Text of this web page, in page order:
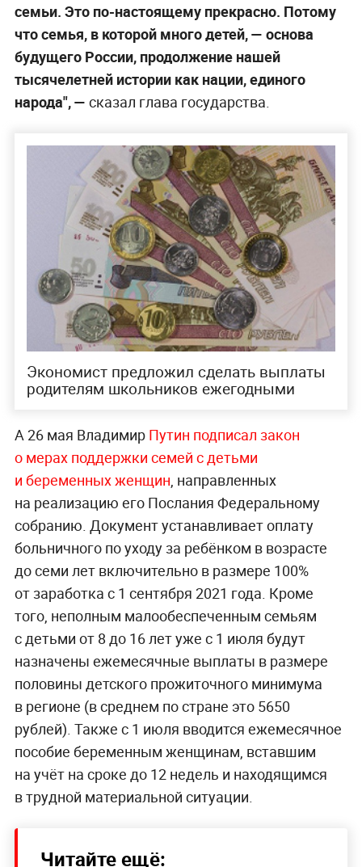
семьи. Это по-настоящему прекрасно. Потому
что семья, в которой много детей, — основа
будущего России, продолжение нашей
тысячелетней истории как нации, единого
народа", — сказал глава государства.
Экономист предложил сделать выплаты
родителям школьников ежегодными
А 26 мая Владимир Путин подписал закон
о мерах поддержки семей с детьми
и беременных женщин, направленных
на реализацию его Послания Федеральному
собранию. Документ устанавливает оплату
больничного по уходу за ребёнком в возрасте
до семи лет включительно в размере 100%
от заработка с 1 сентября 2021 года. Кроме
того, неполным малообеспеченным семьям
с детьми от 8 до 16 лет уже с 1 июля будут
назначены ежемесячные выплаты в размере
половины детского прожиточного минимума
в регионе (в среднем по стране это 5650
рублей). Также с 1 июля вводится ежемесячное
пособие беременным женщинам, вставшим
на учёт на сроке до 12 недель и находящимся
в трудной материальной ситуации.
Читайте ещё: